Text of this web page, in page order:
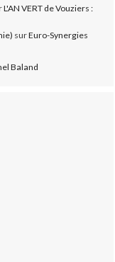
L'AN VERT de Vouziers :
surEuro-Synergies
Baland